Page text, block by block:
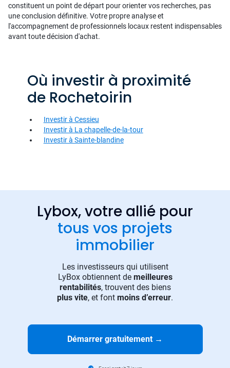
constituent un point de départ pour orienter vos recherches, pas
une conclusion définitive. Votre propre analyse et
l'accompagnement de professionnels locaux restent indispensables
avant toute décision d'achat.
Où investir à proximité
de Rochetoirin
Investir à Cessieu
Investir à La chapelle-de-la-tour
Investir à Sainte-blandine
Lybox, votre allié pour
tous vos projets
immobilier
Les investisseurs qui utilisent
LyBox obtiennent de meilleures
rentabilités, trouvent des biens
plus vite, et font moins d’erreur.
Démarrer gratuitement →